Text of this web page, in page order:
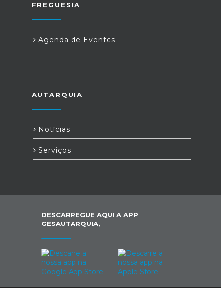
FREGUESIA
Agenda de Eventos
AUTARQUIA
Notícias
Serviços
DESCARREGUE AQUI A APP
GESAUTARQUIA,